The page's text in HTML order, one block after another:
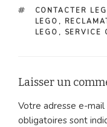
ÉTIQUETTES
CONTACTER
LEGO ,
LEGO , SERVICE
Laisser un
Votre adresse e-
obligatoires sont